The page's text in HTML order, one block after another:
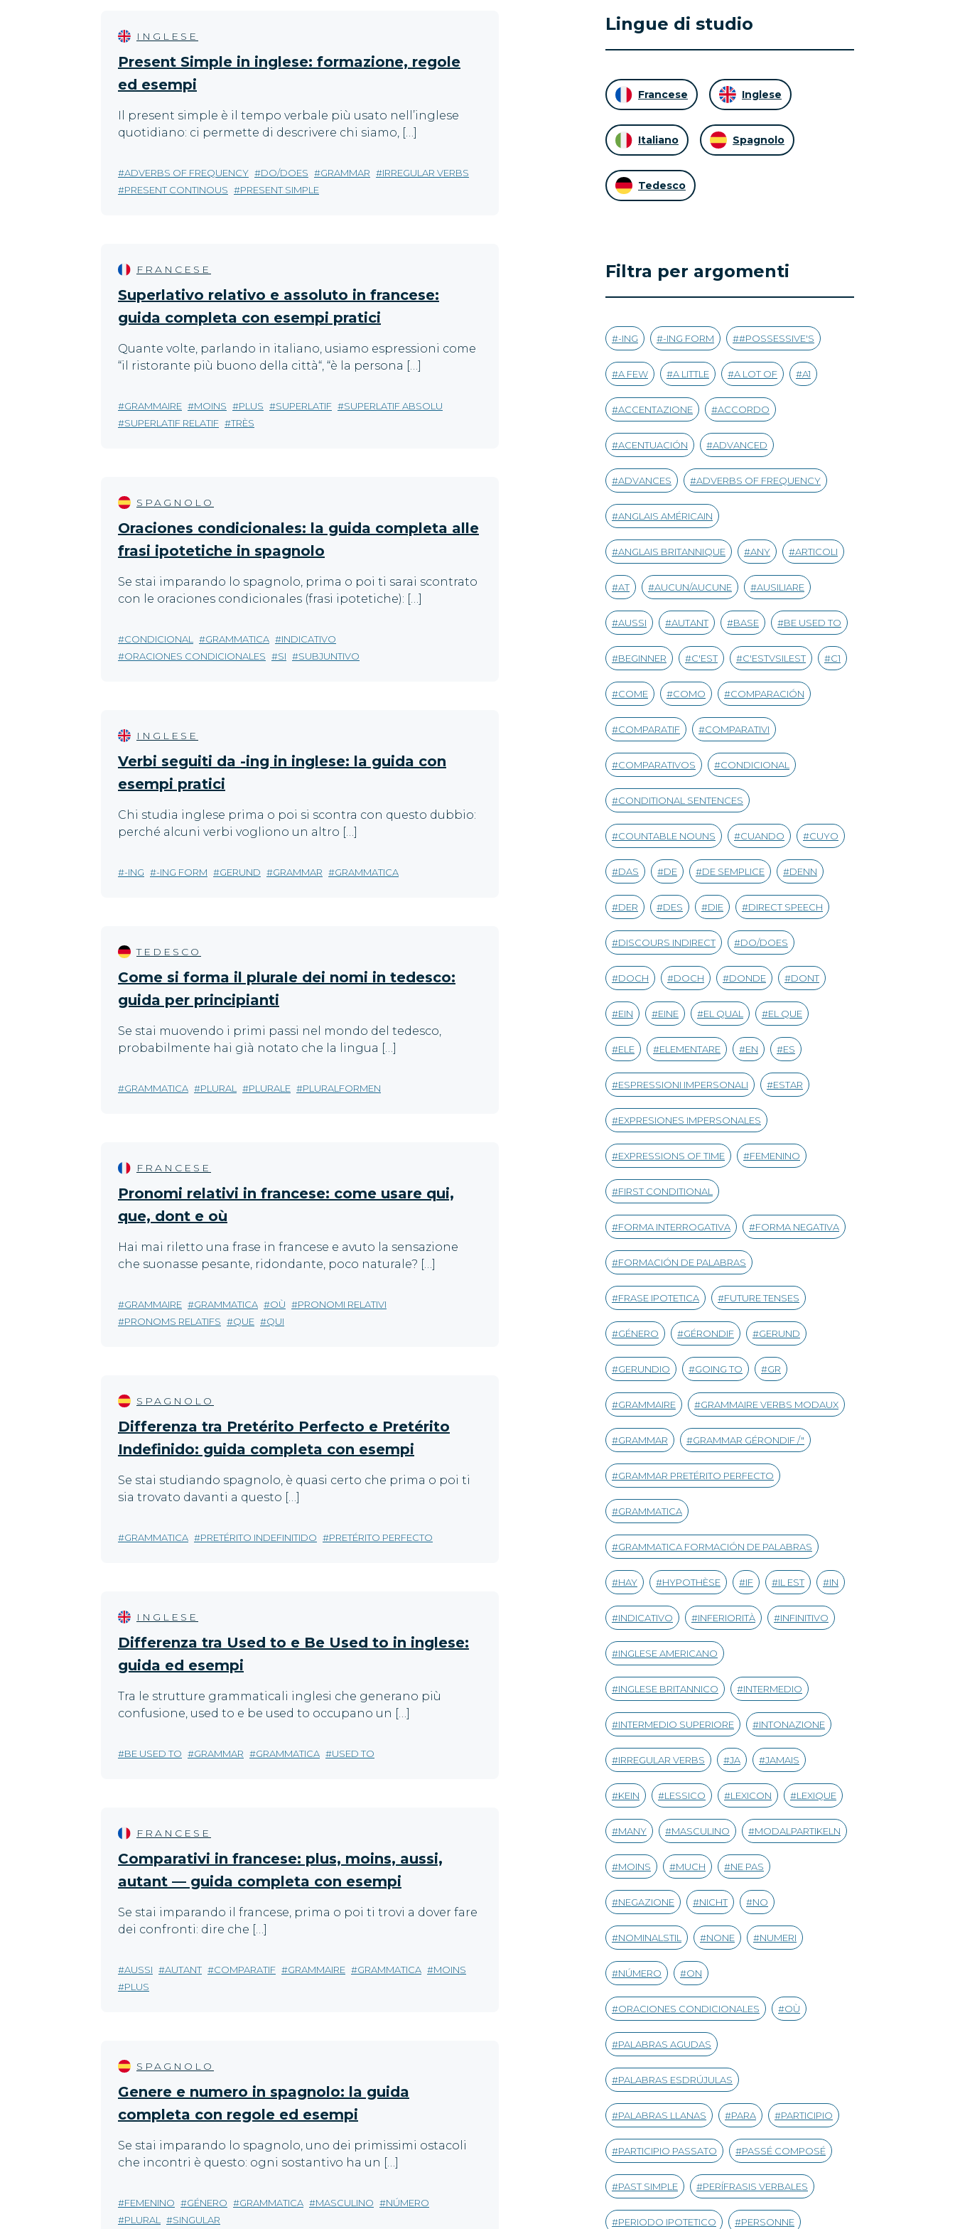
INGLESE
Present Simple in inglese: formazione, regole
ed esempi
Il present simple è il tempo verbale più usato nell’inglese
quotidiano: ci permette di descrivere chi siamo, […]
ADVERBS OF FREQUENCY DO/DOES GRAMMAR
IRREGULAR VERBS
PRESENT CONTINOUS
PRESENT SIMPLE
FRANCESE
Superlativo relativo e assoluto in francese:
guida completa con esempi pratici
Quante volte, parlando in italiano, usiamo espressioni come
“il ristorante più buono della città“, “è la persona […]
GRAMMAIRE MOINS PLUS SUPERLATIF
SUPERLATIF ABSOLU
SUPERLATIF RELATIF
TRÈS
SPAGNOLO
Oraciones condicionales: la guida completa alle
frasi ipotetiche in spagnolo
Se stai imparando lo spagnolo, prima o poi ti sarai scontrato
con le oraciones condicionales (frasi ipotetiche): […]
CONDICIONAL GRAMMATICA
INDICATIVO
ORACIONES CONDICIONALES
SI SUBJUNTIVO
INGLESE
Verbi seguiti da -ing in inglese: la guida con
esempi pratici
Chi studia inglese prima o poi si scontra con questo dubbio:
perché alcuni verbi vogliono un altro […]
-ING -ING FORM GERUND GRAMMAR GRAMMATICA
TEDESCO
Come si forma il plurale dei nomi in tedesco:
guida per principianti
Se stai muovendo i primi passi nel mondo del tedesco,
probabilmente hai già notato che la lingua […]
GRAMMATICA PLURAL PLURALE PLURALFORMEN
FRANCESE
Pronomi relativi in francese: come usare qui,
que, dont e où
Hai mai riletto una frase in francese e avuto la sensazione
che suonasse pesante, ridondante, poco naturale? […]
GRAMMAIRE GRAMMATICA OÙ
PRONOMI RELATIVI
PRONOMS RELATIFS
QUE QUI
SPAGNOLO
Differenza tra Pretérito Perfecto e Pretérito
Indefinido: guida completa con esempi
Se stai studiando spagnolo, è quasi certo che prima o poi ti
sia trovato davanti a questo […]
GRAMMATICA PRETÉRITO INDEFINITIDO PRETÉRITO PERFECTO
INGLESE
Differenza tra Used to e Be Used to in inglese:
guida ed esempi
Tra le strutture grammaticali inglesi che generano più
confusione, used to e be used to occupano un […]
BE USED TO GRAMMAR GRAMMATICA USED TO
FRANCESE
Comparativi in francese: plus, moins, aussi,
autant — guida completa con esempi
Se stai imparando il francese, prima o poi ti trovi a dover fare
dei confronti: dire che […]
AUSSI AUTANT COMPARATIF GRAMMAIRE GRAMMATICA
MOINS
PLUS
SPAGNOLO
Genere e numero in spagnolo: la guida
completa con regole ed esempi
Se stai imparando lo spagnolo, uno dei primissimi ostacoli
che incontri è questo: ogni sostantivo ha un […]
FEMENINO GÉNERO GRAMMATICA MASCULINO
NÚMERO
PLURAL
SINGULAR
Lingue di studio
Francese Inglese
Italiano Spagnolo
Tedesco
Filtra per argomenti
-ING -ING FORM #POSSESSIVE'S
A FEW A LITTLE A LOT OF A1
ACCENTAZIONE ACCORDO
ACENTUACIÓN ADVANCED
ADVANCES ADVERBS OF FREQUENCY
ANGLAIS AMÉRICAIN
ANGLAIS BRITANNIQUE ANY ARTICOLI
AT AUCUN/AUCUNE AUSILIARE
AUSSI AUTANT BASE BE USED TO
BEGINNER C'EST C'ESTVSILEST C1
COME COMO COMPARACIÓN
COMPARATIF COMPARATIVI
COMPARATIVOS CONDICIONAL
CONDITIONAL SENTENCES
COUNTABLE NOUNS CUANDO CUYO
DAS DE DE SEMPLICE DENN
DER DES DIE DIRECT SPEECH
DISCOURS INDIRECT DO/DOES
DOCH DOCH DONDE DONT
EIN EINE EL QUAL EL QUE
ELE ELEMENTARE EN ES
ESPRESSIONI IMPERSONALI ESTAR
EXPRESIONES IMPERSONALES
EXPRESSIONS OF TIME FEMENINO
FIRST CONDITIONAL
FORMA INTERROGATIVA FORMA NEGATIVA
FORMACIÓN DE PALABRAS
FRASE IPOTETICA FUTURE TENSES
GÉNERO GÉRONDIF GERUND
GERUNDIO GOING TO GR
GRAMMAIRE GRAMMAIRE VERBS MODAUX
GRAMMAR GRAMMAR GÉRONDIF /"
GRAMMAR PRETÉRITO PERFECTO
GRAMMATICA
GRAMMATICA FORMACIÓN DE PALABRAS
HAY HYPOTHÈSE IF IL EST IN
INDICATIVO INFERIORITÀ INFINITIVO
INGLESE AMERICANO
INGLESE BRITANNICO INTERMEDIO
INTERMEDIO SUPERIORE INTONAZIONE
IRREGULAR VERBS JA JAMAIS
KEIN LESSICO LEXICON LEXIQUE
MANY MASCULINO MODALPARTIKELN
MOINS MUCH NE PAS
NEGAZIONE NICHT NO
NOMINALSTIL NONE NUMERI
NÚMERO ON
ORACIONES CONDICIONALES OÙ
PALABRAS AGUDAS
PALABRAS ESDRÚJULAS
PALABRAS LLANAS PARA PARTICIPIO
PARTICIPIO PASSATO PASSÉ COMPOSÉ
PAST SIMPLE PERÍFRASIS VERBALES
PERIODO IPOTETICO PERSONNE